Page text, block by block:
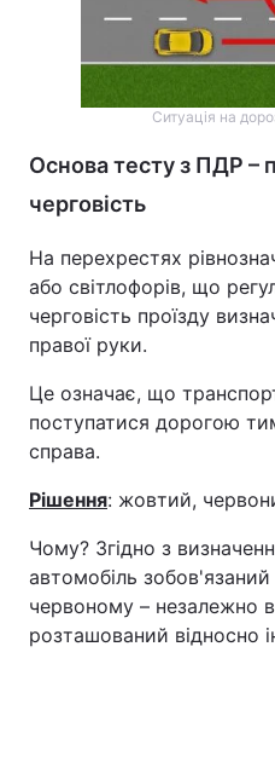
Тема оформлення
Ситуація на
Основа тесту з ПДР –
черговість
На перехрестях
або світлофорів, що
черговість проїзду
правої руки.
Це означає, що
поступатися дорогою
справа.
Рішення: жовтий,
Чому? Згідно з
автомобіль
червоному – незалежно
розташований відносно